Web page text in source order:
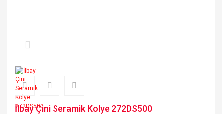
İlbay Çini Seramik Kolye 272DS500